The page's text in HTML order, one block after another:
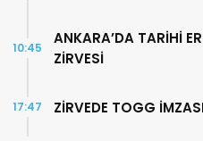
ANKARA’DA TARİHİ
ZİRVESİ
10:45
ZİRVEDE TOGG
17:47